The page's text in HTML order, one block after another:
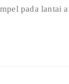
pada lantai